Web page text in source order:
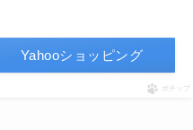
Yahooショッピング
ポチップ